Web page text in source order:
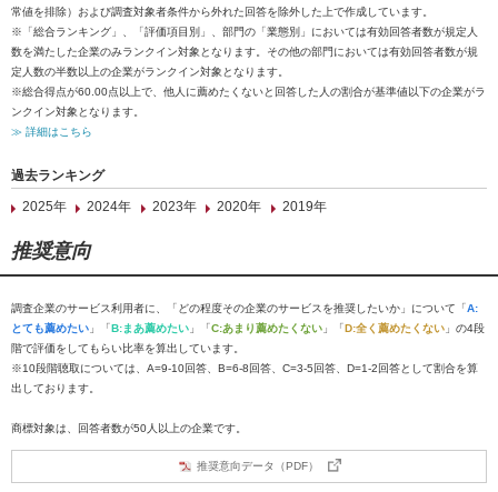
常値を排除）および調査対象者条件から外れた回答を除外した上で作成しています。
※「総合ランキング」、「評価項目別」、部門の「業態別」においては有効回答者数が規定人
数を満たした企業のみランクイン対象となります。その他の部門においては有効回答者数が規
定人数の半数以上の企業がランクイン対象となります。
※総合得点が60.00点以上で、他人に薦めたくないと回答した人の割合が基準値以下の企業がラ
ンクイン対象となります。
≫ 詳細はこちら
過去ランキング
2025年
2024年 2023年 2020年 2019年
推奨意向
調査企業のサービス利用者に、「どの程度その企業のサービスを推奨したいか」について「A:
とても薦めたい 」「B:まあ薦めたい 」「C:あまり薦めたくない 」「D:全く薦めたくない 」の4段
階で評価をしてもらい比率を算出しています。
※10段階聴取については、A=9-10回答、B=6-8回答、C=3-5回答、D=1-2回答として割合を算
出しております。
商標対象は、回答者数が50人以上の企業です。
推奨意向データ（PDF）